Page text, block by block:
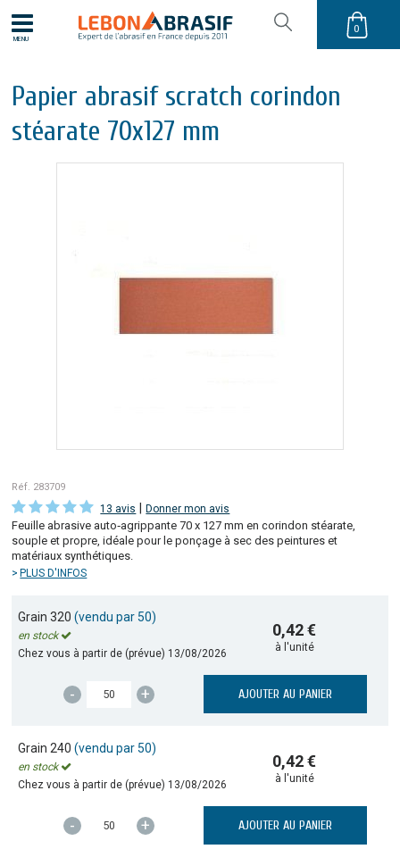
MENU
0
Papier abrasif scratch corindon
stéarate 70x127 mm
Réf. 283709
13 avis |Donner mon avis
Feuille abrasive auto‑agrippante 70 x 127 mm en corindon stéarate,
souple et propre, idéale pour le ponçage à sec des peintures et
matériaux synthétiques.
PLUS D'INFOS
Grain 320(vendu par 50)
en stock
Chez vous à partir de (prévue) 13/08/2026
0,42 €
à l'unité
- + AJOUTER AU PANIER
Grain 240(vendu par 50)
en stock
Chez vous à partir de (prévue) 13/08/2026
0,42 €
à l'unité
- + AJOUTER AU PANIER